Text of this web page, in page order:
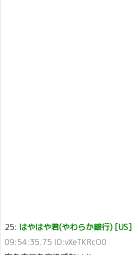
25: はやはや君(やわらか銀行) [US]
09:54:35.75 ID:vXeTKRcO0